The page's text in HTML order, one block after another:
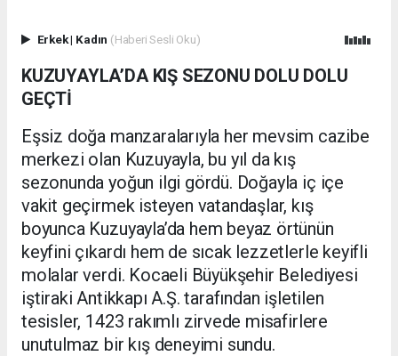
Erkek| Kadın (Haberi Sesli Oku)
KUZUYAYLA’DA KIŞ SEZONU DOLU DOLU
GEÇTİ
Eşsiz doğa manzaralarıyla her mevsim cazibe
merkezi olan Kuzuyayla, bu yıl da kış
sezonunda yoğun ilgi gördü. Doğayla iç içe
vakit geçirmek isteyen vatandaşlar, kış
boyunca Kuzuyayla’da hem beyaz örtünün
keyfini çıkardı hem de sıcak lezzetlerle keyifli
molalar verdi. Kocaeli Büyükşehir Belediyesi
iştiraki Antikkapı A.Ş. tarafından işletilen
tesisler, 1423 rakımlı zirvede misafirlere
unutulmaz bir kış deneyimi sundu.